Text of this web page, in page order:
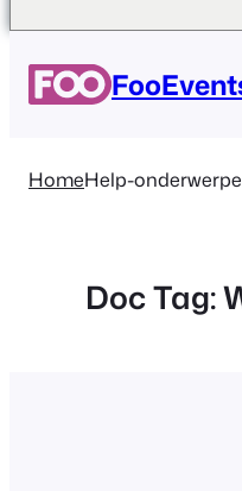
naar
de
HomeHelp-
Doc Tag: